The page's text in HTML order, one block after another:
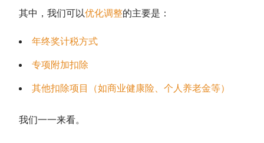
其中，我们可以优化调整的主要是：
年终奖计税方式
专项附加扣除
其他扣除项目（如商业健康险、个人养老金等）
我们一一来看。